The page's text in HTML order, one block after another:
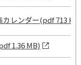
カレンダー(pdf 713 KB)
1.36 MB)